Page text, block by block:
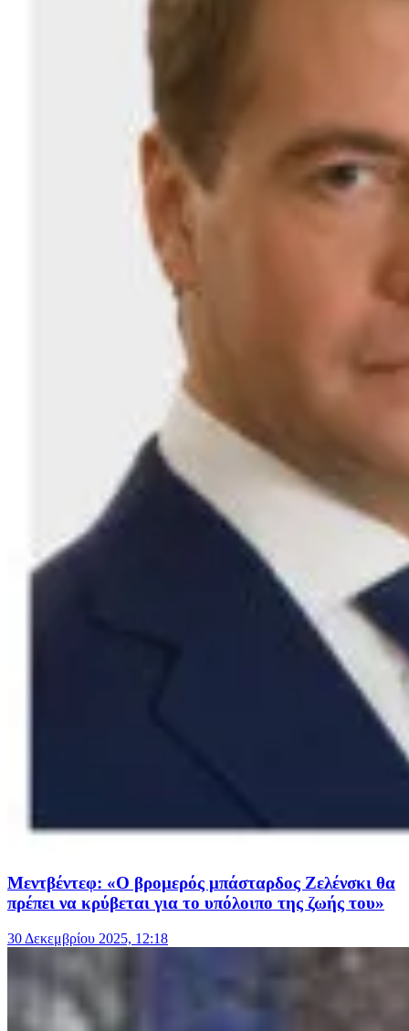
Μεντβέντεφ: «Ο βρομερός μπάσταρδος Ζελένσκι θα
πρέπει να κρύβεται για το υπόλοιπο της ζωής του»
30 Δεκεμβρίου 2025, 12:18